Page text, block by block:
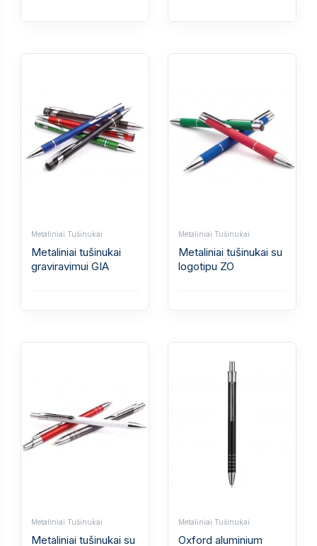
Metaliniai Tušinukai
Metaliniai tušinukai
graviravimui GIA
Metaliniai Tušinukai
Metaliniai tušinukai su
logotipu ZO
Metaliniai Tušinukai
Metaliniai tušinukai su
Metaliniai Tušinukai
Oxford aluminium